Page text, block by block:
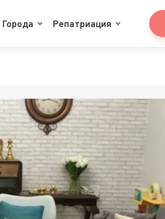
Города Репатриация